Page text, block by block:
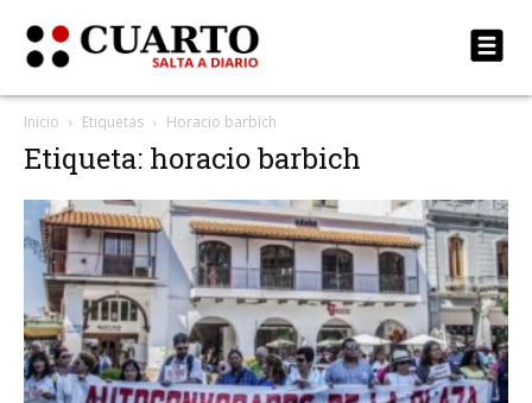
Inicio Etiquetas Horacio barbich
Etiqueta: horacio barbich